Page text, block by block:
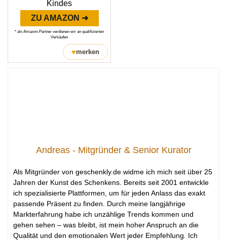
Kindes
ZU AMAZON ➜
* als Amazon-Partner verdienen wir an qualifizierten
Verkäufen
♥merken
Andreas - Mitgründer & Senior Kurator
Als Mitgründer von geschenkly.de widme ich mich seit über 25
Jahren der Kunst des Schenkens. Bereits seit 2001 entwickle
ich spezialisierte Plattformen, um für jeden Anlass das exakt
passende Präsent zu finden. Durch meine langjährige
Markterfahrung habe ich unzählige Trends kommen und
gehen sehen – was bleibt, ist mein hoher Anspruch an die
Qualität und den emotionalen Wert jeder Empfehlung. Ich